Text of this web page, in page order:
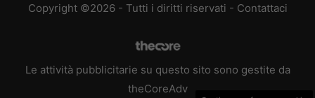
Copyright ©2026 - Tutti i diritti riservati - Contattaci
Le attività pubblicitarie su questo sito sono gestite da
theCoreAdv